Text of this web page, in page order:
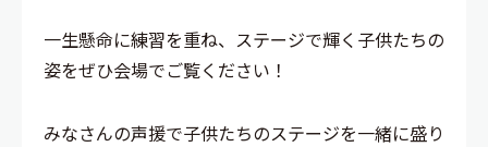
一生懸命に練習を重ね、ステージで輝く子供たちの
姿をぜひ会場でご覧ください！
みなさんの声援で子供たちのステージを一緒に盛り